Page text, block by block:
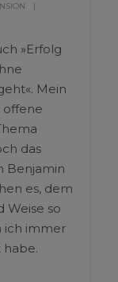
»Erfolg
Mein
offene
das
Benjamin
es, dem
Weise so
ich immer